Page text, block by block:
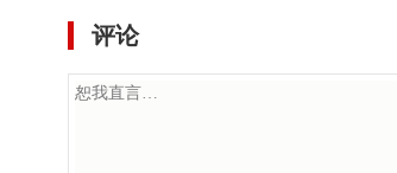
评论